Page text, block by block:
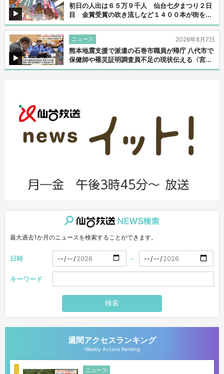
初日の人出は６５万９千人 仙台七夕まつり２日
目 金賞受賞の吹き流しなど１４００本が街を...
ニュース
熊本地震支援で派遣の石巻市職員が帰庁 八代市で
保健師や罹災証明調査員不足の現状伝える〈宮...
2026年8月7日
最大過去1か月のニュースを検索することができます。
日時 ～
キーワード
検索
週間アクセスランキング
Weekly Access Ranking
ニュース